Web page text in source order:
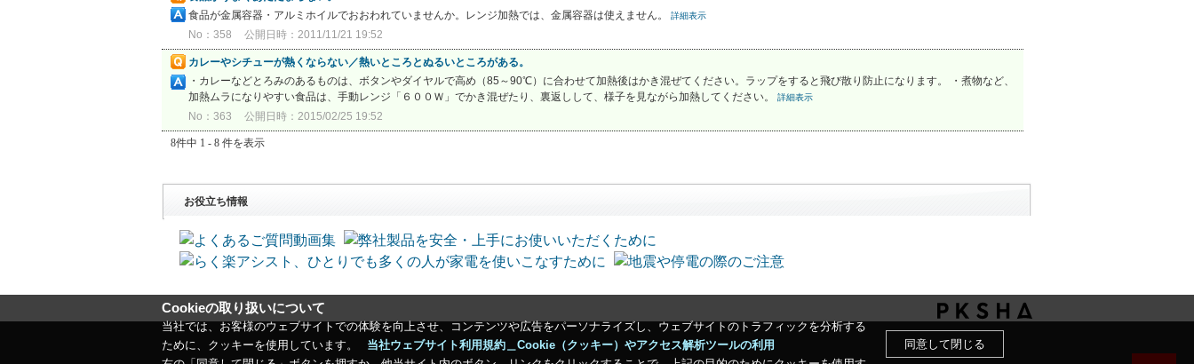
食品が金属容器・アルミホイルでおおわれていませんか。レンジ加熱では、金属容器は使えません。
詳細表示
No：358 公開日時：2011/11/21 19:52
カレーやシチューが熱くならない／熱いところとぬるいところがある。
・カレーなどとろみのあるものは、ボタンやダイヤルで高め（85～90℃）に合わせて加熱後はかき混ぜてください。ラップをすると飛び散り防止になります。 ・煮物など、
加熱ムラになりやすい食品は、手動レンジ「６００Ｗ」でかき混ぜたり、裏返しして、様子を見ながら加熱してください。
詳細表示
No：363 公開日時：2015/02/25 19:52
8件中 1 - 8 件を表示
お役立ち情報
Cookieの取り扱いについて
当社では、お客様のウェブサイトでの体験を向上させ、コンテンツや広告をパーソナライズし、ウェブサイトのトラフィックを分析する
ために、クッキーを使用しています。
当社ウェブサイト利用規約＿Cookie（クッキー）やアクセス解析ツールの利用
同意して閉じる